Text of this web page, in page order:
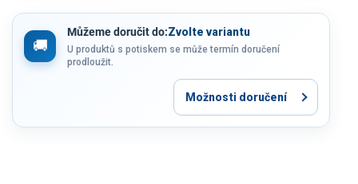
Můžeme doručit do:Zvolte variantu
U produktů s potiskem se může termín doručení
prodloužit.
Možnosti doručení